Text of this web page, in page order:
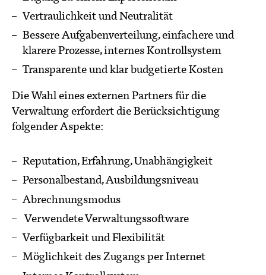
Vertraulichkeit und Neutralität
Bessere Aufgabenverteilung, einfachere und
klarere Prozesse, internes Kontrollsystem
Transparente und klar budgetierte Kosten
Die Wahl eines externen Partners für die
Verwaltung erfordert die Berücksichtigung
folgender Aspekte:
Reputation, Erfahrung, Unabhängigkeit
Personalbestand, Ausbildungsniveau
Abrechnungsmodus
Verwendete Verwaltungssoftware
Verfügbarkeit und Flexibilität
Möglichkeit des Zugangs per Internet